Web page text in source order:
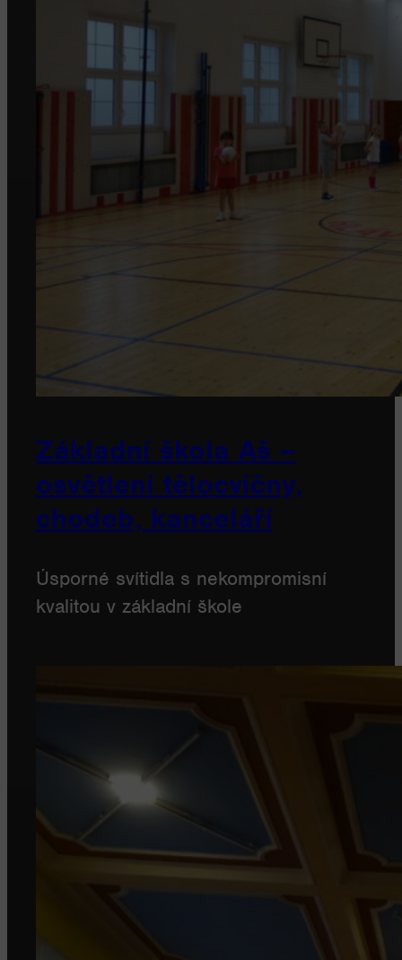
Základní škola Aš –
osvětlení tělocvičny,
chodeb, kanceláří
Úsporné svítidla s nekompromisní
kvalitou v základní škole